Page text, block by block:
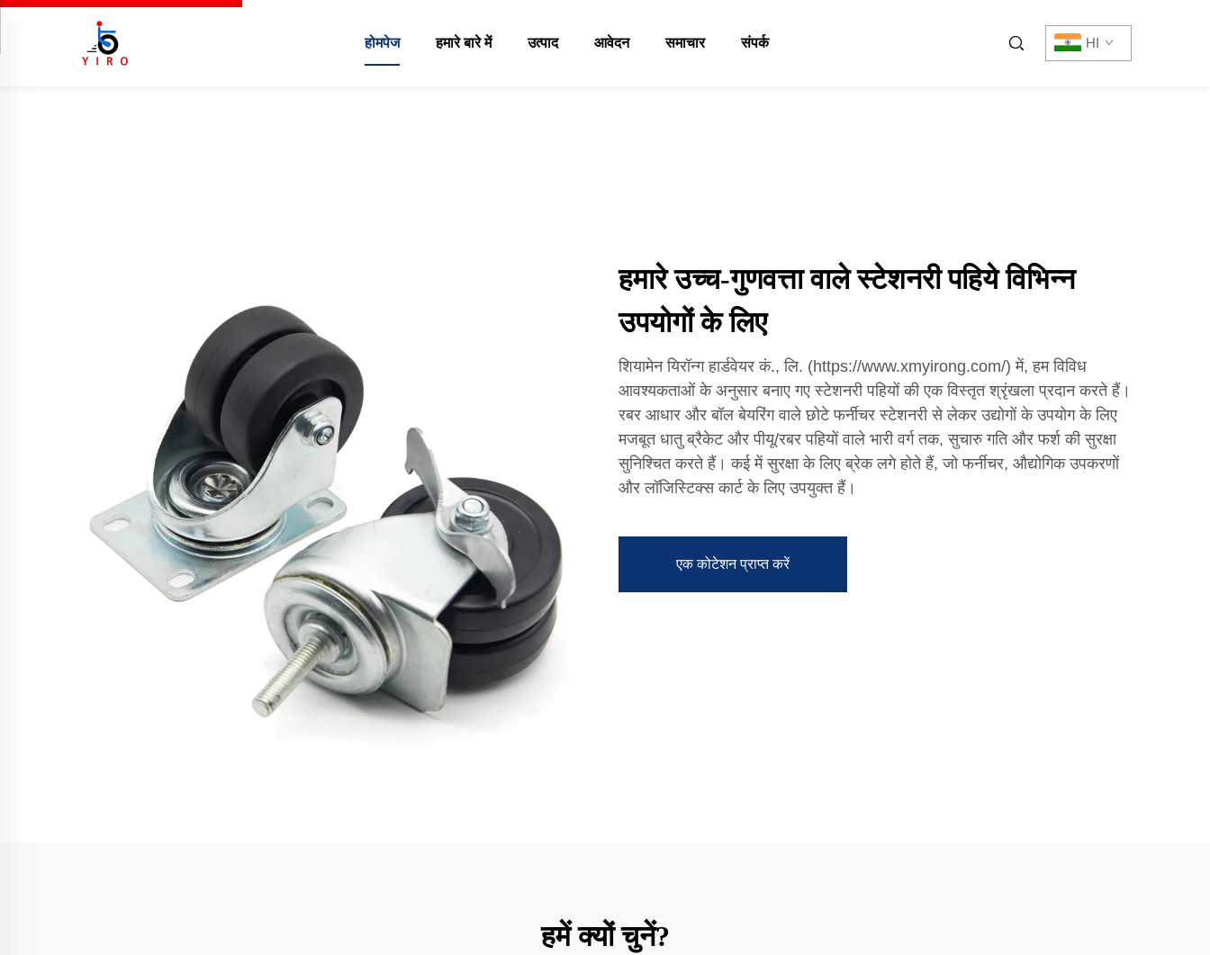
होमपेज हमारे बारे में उत्पाद आवेदन समाचार संपर्क HI
हमारे उच्च-गुणवत्ता वाले स्टेशनरी पहिये विभिन्न
उपयोगों के लिए
शियामेन यिरॉन्ग हार्डवेयर कं., लि. (https://www.xmyirong.com/) में, हम विविध
आवश्यकताओं के अनुसार बनाए गए स्टेशनरी पहियों की एक विस्तृत श्रृंखला प्रदान करते हैं।
रबर आधार और बॉल बेयरिंग वाले छोटे फर्नीचर स्टेशनरी से लेकर उद्योगों के उपयोग के लिए
मजबूत धातु ब्रैकेट और पीयू/रबर पहियों वाले भारी वर्ग तक, सुचारु गति और फर्श की सुरक्षा
सुनिश्चित करते हैं। कई में सुरक्षा के लिए ब्रेक लगे होते हैं, जो फर्नीचर, औद्योगिक उपकरणों
और लॉजिस्टिक्स कार्ट के लिए उपयुक्त हैं।
एक कोटेशन प्राप्त करें
हमें क्यों चुनें?